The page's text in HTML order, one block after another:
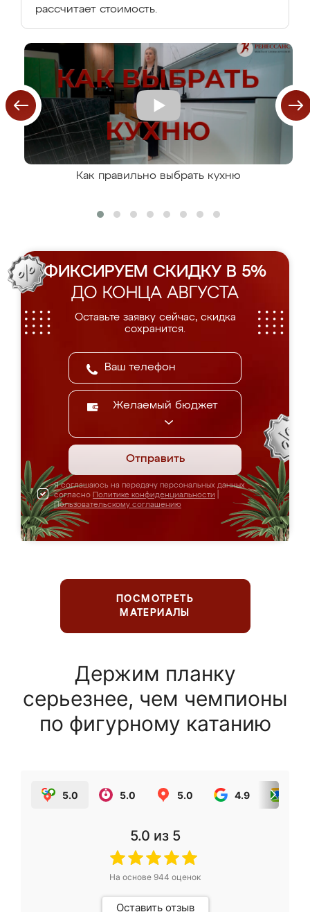
рассчитает стоимость.
Как правильно выбрать кухню
ФИКСИРУЕМ СКИДКУ В 5%
ДО КОНЦА АВГУСТА
Оставьте заявку сейчас, скидка
сохранится.
Желаемый бюджет
Отправить
Я соглашаюсь на передачу персональных данных
согласно Политике конфиденциальности
Пользовательскому соглашению
ПОСМОТРЕТЬ
МАТЕРИАЛЫ
Держим планку
серьезнее, чем чемпионы
по фигурному катанию
5.0 5.0 5.0 4.9
5.0 из 5
На основе 944 оценок
Оставить отзыв